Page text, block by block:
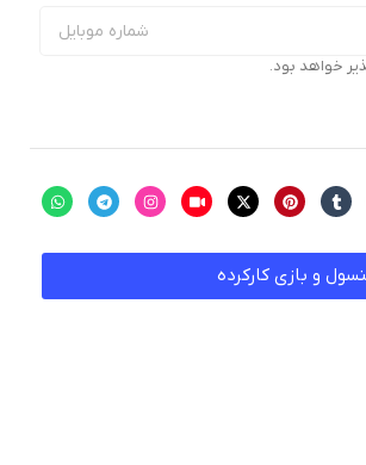
خواهد بود.
و بازی کارکرده